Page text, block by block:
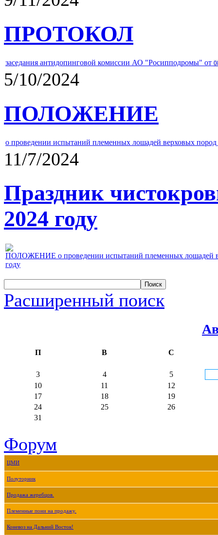
ПРОТОКОЛ
заседания антидопинговой комиссии АО "Росипподромы" от
5/10/2024
ПОЛОЖЕНИЕ
о проведении испытаний племенных лошадей верховых
11/7/2024
Праздник
2024 году
ПОЛОЖЕНИЕ о проведении испытаний племенных лошадей
году
Расширенный поиск
П В С
3 4
5
10
11
12
17
18
19
24
25
26
31
Форум
ЦМИ
Полуторник
Продажа жеребцов.
Племенные пони на продажу.
Коневоз на Дальний Восток!